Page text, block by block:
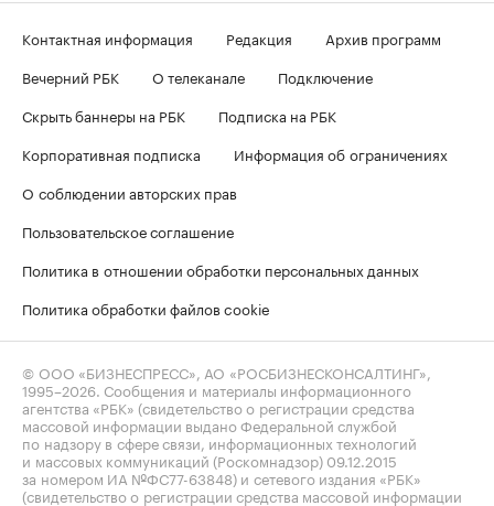
Контактная информация Редакция
Архив программ
Вечерний РБК
О телеканале
Подключение
Скрыть баннеры на РБК
Подписка на РБК
Корпоративная подписка
Информация об ограничениях
О соблюдении авторских прав
Пользовательское соглашение
Политика в отношении обработки персональных данных
Политика обработки файлов cookie
© ООО «БИЗНЕСПРЕСС», АО «РОСБИЗНЕСКОНСАЛТИНГ»,
1995–2026 . Сообщения и материалы информационного
агентства «РБК» (свидетельство о регистрации средства
массовой информации выдано Федеральной службой
по надзору в сфере связи, информационных технологий
и массовых коммуникаций (Роскомнадзор) 09.12.2015
за номером ИА №ФС77-63848) и сетевого издания «РБК»
(свидетельство о регистрации средства массовой информации